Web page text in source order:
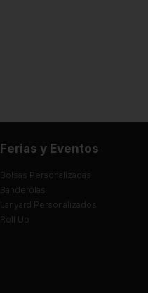
Ferias y Eventos
Bolsas Personalizadas
Banderolas
Lanyard Personalizados
Roll Up